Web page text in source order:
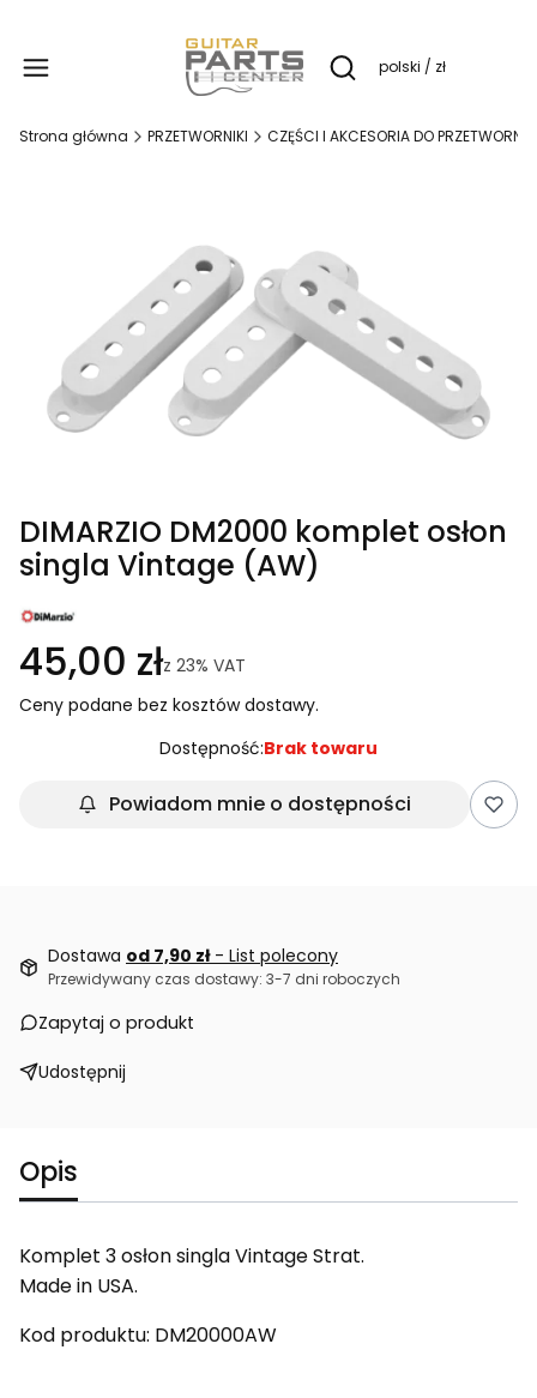
Otwórz wyszukiwarkę
polski / zł
Strona główna PRZETWORNIKI CZĘŚCI I AKCESORIA DO
DIMARZIO DM2000 komplet osłon
singla Vintage (AW)
45,00 złz 23% VAT
Ceny podane bez kosztów dostawy.
Dostępność:Brak towaru
Powiadom mnie o dostępności
Dostawa od 7,90 zł - List polecony
Przewidywany czas dostawy: 3-7 dni roboczych
Zapytaj o produkt
Udostępnij
Opis
Komplet 3 osłon singla Vintage Strat.
Made in USA.
Kod produktu: DM20000AW